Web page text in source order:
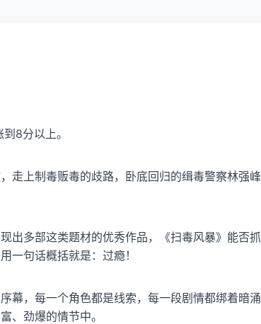
8分以上。
走上制毒贩毒的歧路，卧底回归的缉毒警察林强
多部这类题材的优秀作品，《扫毒风暴》能否
一句话概括就是：过瘾！
，每一个角色都是线索，每一段剧情都绑着暗涌
、劲爆的情节中。